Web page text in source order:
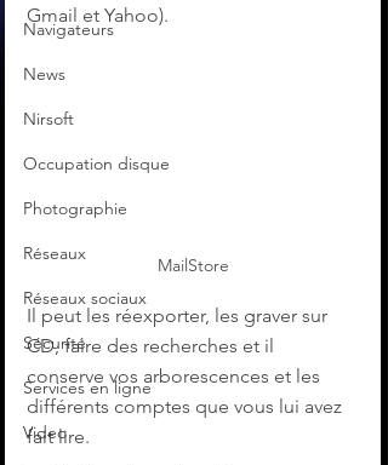
Navigateurs
News
Nirsoft
Occupation disque
Photographie
Réseaux
Réseaux sociaux
Sécurité
Services en ligne
Video
Gmail et Yahoo).
MailStore
Il peut les réexporter, les graver sur
CD, faire des recherches et il
conserve vos arborescences et les
différents comptes que vous lui avez
fait lire.